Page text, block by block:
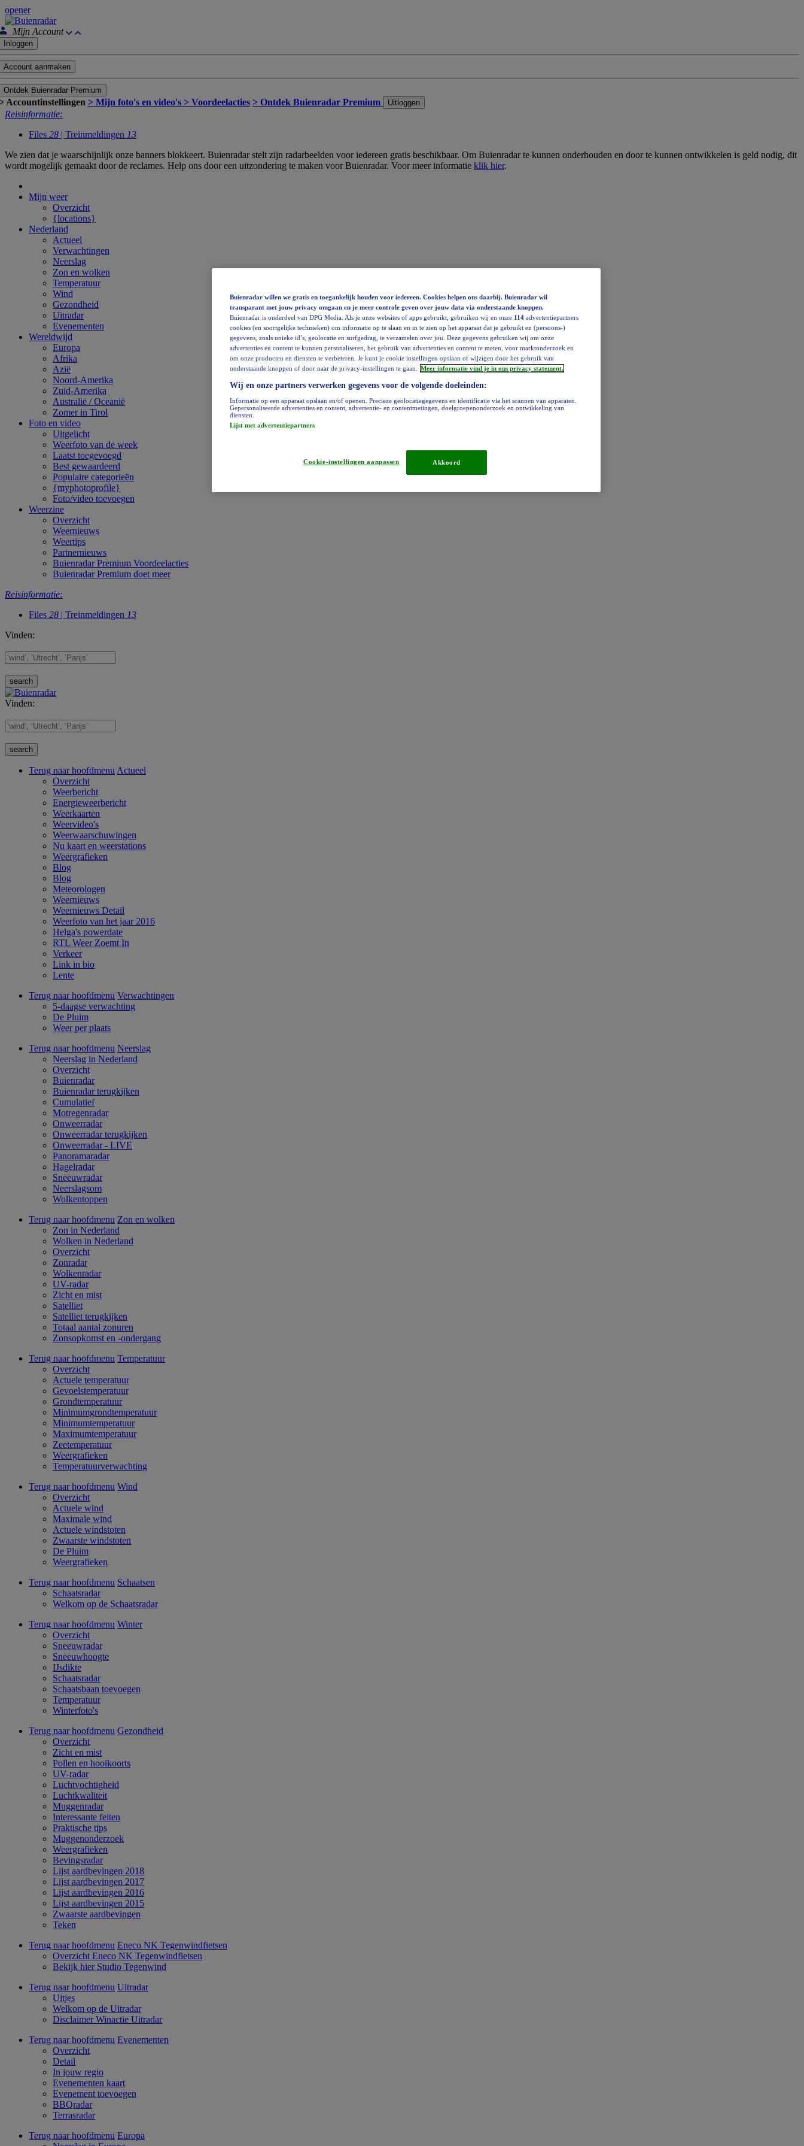
opener
Mijn Account
Inloggen
Account aanmaken
Ontdek Buienradar Premium
Accountinstellingen > Mijn foto's en video's > Voordeelacties > Ontdek Buienradar Premium Uitloggen
Reisinformatie:
Files 28 | Treinmeldingen 13
We zien dat je waarschijnlijk onze banners blokkeert. Buienradar stelt zijn radarbeelden voor iedereen gratis beschikbaar. Om Buienradar te kunnen onderhouden en door te kunnen ontwikkelen is geld nodig, dit
wordt mogelijk gemaakt door de reclames. Help ons door een uitzondering te maken voor Buienradar. Voor meer informatie klik hier.
Mijn weer
Overzicht
{locations}
Nederland
Actueel
Verwachtingen
Neerslag
Zon en wolken
Temperatuur
Wind
Gezondheid
Uitradar
Evenementen
Wereldwijd
Europa
Afrika
Azië
Noord-Amerika
Zuid-Amerika
Australië / Oceanië
Zomer in Tirol
Foto en video
Uitgelicht
Weerfoto van de week
Laatst toegevoegd
Best gewaardeerd
Populaire categorieën
{myphotoprofile}
Foto/video toevoegen
Weerzine
Overzicht
Weernieuws
Weertips
Partnernieuws
Buienradar Premium Voordeelacties
Buienradar Premium doet meer
Reisinformatie:
Files 28 | Treinmeldingen 13
Vinden:
Vinden:
Terug naar hoofdmenu Actueel
Overzicht
Weerbericht
Energieweerbericht
Weerkaarten
Weervideo's
Weerwaarschuwingen
Nu kaart en weerstations
Weergrafieken
Blog
Blog
Meteorologen
Weernieuws
Weernieuws Detail
Weerfoto van het jaar 2016
Helga's powerdate
RTL Weer Zoemt In
Verkeer
Link in bio
Lente
Terug naar hoofdmenu Verwachtingen
5-daagse verwachting
De Pluim
Weer per plaats
Terug naar hoofdmenu Neerslag
Neerslag in Nederland
Overzicht
Buienradar
Buienradar terugkijken
Cumulatief
Motregenradar
Onweerradar
Onweerradar terugkijken
Onweerradar - LIVE
Panoramaradar
Hagelradar
Sneeuwradar
Neerslagsom
Wolkentoppen
Terug naar hoofdmenu Zon en wolken
Zon in Nederland
Wolken in Nederland
Overzicht
Zonradar
Wolkenradar
UV-radar
Zicht en mist
Satelliet
Satelliet terugkijken
Totaal aantal zonuren
Zonsopkomst en -ondergang
Terug naar hoofdmenu Temperatuur
Overzicht
Actuele temperatuur
Gevoelstemperatuur
Grondtemperatuur
Minimumgrondtemperatuur
Minimumtemperatuur
Maximumtemperatuur
Zeetemperatuur
Weergrafieken
Temperatuurverwachting
Terug naar hoofdmenu Wind
Overzicht
Actuele wind
Maximale wind
Actuele windstoten
Zwaarste windstoten
De Pluim
Weergrafieken
Terug naar hoofdmenu Schaatsen
Schaatsradar
Welkom op de Schaatsradar
Terug naar hoofdmenu Winter
Overzicht
Sneeuwradar
Sneeuwhoogte
IJsdikte
Schaatsradar
Schaatsbaan toevoegen
Temperatuur
Winterfoto's
Terug naar hoofdmenu Gezondheid
Overzicht
Zicht en mist
Pollen en hooikoorts
UV-radar
Luchtvochtigheid
Luchtkwaliteit
Muggenradar
Interessante feiten
Praktische tips
Muggenonderzoek
Weergrafieken
Bevingsradar
Lijst aardbevingen 2018
Lijst aardbevingen 2017
Lijst aardbevingen 2016
Lijst aardbevingen 2015
Zwaarste aardbevingen
Teken
Terug naar hoofdmenu Eneco NK Tegenwindfietsen
Overzicht Eneco NK Tegenwindfietsen
Bekijk hier Studio Tegenwind
Terug naar hoofdmenu Uitradar
Uitjes
Welkom op de Uitradar
Disclaimer Winactie Uitradar
Terug naar hoofdmenu Evenementen
Overzicht
Detail
In jouw regio
Evenementen kaart
Evenement toevoegen
BBQradar
Terrasradar
Terug naar hoofdmenu Europa
Buienradar willen we gratis en toegankelijk houden voor iedereen. Cookies helpen ons daarbij. Buienradar wil
transparant met jouw privacy omgaan en je meer controle geven over jouw data via onderstaande knoppen.
Buienradar is onderdeel van DPG Media. Als je onze websites of apps gebruikt, gebruiken wij en onze 114 advertentiepartners
cookies (en soortgelijke technieken) om informatie op te slaan en in te zien op het apparaat dat je gebruikt en (persoons-)
gegevens, zoals unieke id’s, geolocatie en surfgedrag, te verzamelen over jou. Deze gegevens gebruiken wij om onze
advertenties en content te kunnen personaliseren, het gebruik van advertenties en content te meten, voor marktonderzoek en
om onze producten en diensten te verbeteren. Je kunt je cookie instellingen opslaan of wijzigen door het gebruik van
onderstaande knoppen of door naar de privacy-instellingen te gaan.
Meer informatie vind je in ons privacy statement.
Wij en onze partners verwerken gegevens voor de volgende doeleinden:
Informatie op een apparaat opslaan en/of openen. Precieze geolocatiegegevens en identificatie via het scannen van apparaten.
Gepersonaliseerde advertenties en content, advertentie- en contentmetingen, doelgroepenonderzoek en ontwikkeling van
diensten.
Lijst met advertentiepartners
Cookie-instellingen aanpassen Akkoord